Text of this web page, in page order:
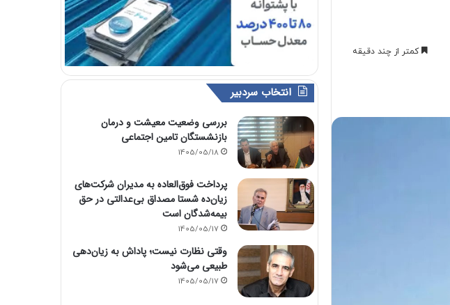
کمتر از چند دقیقه
انتخاب سردبیر
بررسی وضعیت معیشت و درمان
بازنشستگان تامین اجتماعی
1405/05/18
پرداخت فوق‌العاده به مدیران شرکت‌های
زیان‌ده شستا مصداق بی‌عدالتی در حق
بیمه‌شدگان است
1405/05/17
وقتی نظارت نیست؛ پاداش به زیان‌دهی
طبیعی می‌شود
1405/05/17